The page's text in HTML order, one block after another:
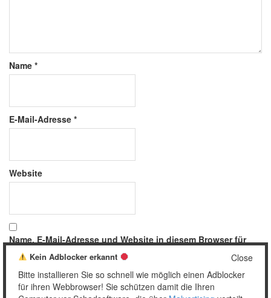
Name *
E-Mail-Adresse *
Website
Name, E-Mail-Adresse und Website in diesem Browser für
meinen nächsten Kommentar speichern.
Close
Kein Adblocker erkannt
Bitte installieren Sie so schnell wie möglich einen Adblocker
für ihren Webbrowser! Sie schützen damit die Ihren